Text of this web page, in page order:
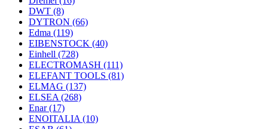
DWT (8)
DYTRON (66)
Edma (119)
EIBENSTOCK (40)
Einhell (728)
ELECTROMASH (111)
ELEFANT TOOLS (81)
ELMAG (137)
ELSEA (268)
Enar(17)
ENOITALIA (10)